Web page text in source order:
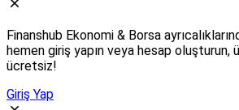
Finanshub Ekonomi & Borsa
hemen giriş yapın veya hesap oluşturun,
ücretsiz!
Giriş Yap